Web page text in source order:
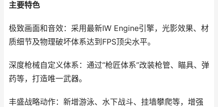
主要特色
极致画面和音效：采用最新IW Engine引擎，光影效果、材
质细节及物理破坏体系达到FPS顶尖水平。
深度枪械自定义体系：通过“枪匠体系”改装枪管、瞄具、弹
药等，打造唯一武器。
丰盛战略动作：新增游泳、水下战斗、挂墙攀爬等，增强